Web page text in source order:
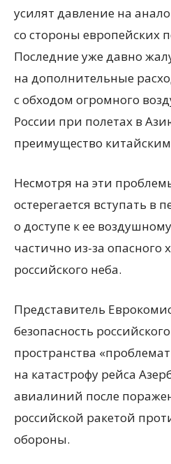
усилят давление на
со стороны европейских
Последние уже давно
на дополнительные
с обходом огромного
России при полетах в
преимущество
Несмотря на эти
остерегается вступать в
о доступе к ее
частично из-за опасного
российского неба.
Представитель
безопасность
пространства «
на катастрофу рейса
авиалиний после
российской ракетой
обороны.